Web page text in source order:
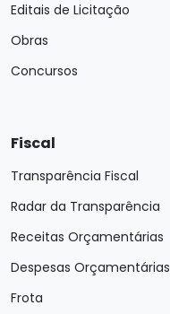
Editais de Licitação
Obras
Concursos
Fiscal
Transparência Fiscal
Radar da Transparência
Receitas Orçamentárias
Despesas Orçamentárias
Frota